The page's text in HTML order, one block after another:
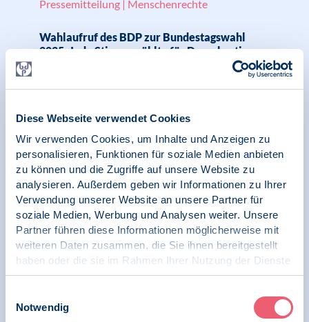
Diese Webseite verwendet Cookies
Wir verwenden Cookies, um Inhalte und Anzeigen zu
personalisieren, Funktionen für soziale Medien anbieten
zu können und die Zugriffe auf unsere Website zu
analysieren. Außerdem geben wir Informationen zu Ihrer
Verwendung unserer Website an unsere Partner für
soziale Medien, Werbung und Analysen weiter. Unsere
Partner führen diese Informationen möglicherweise mit
weiteren Daten zusammen, die Sie ihnen bereitgestellt
haben oder die sie im Rahmen Ihrer Nutzung der Dienste
gesammelt haben.
Notwendig
Pressemitteilung | Menschenrechte
Wahlaufruf des BDP zur Bundestagswahl
2025: Jede Stimme zählt - für Demokratie,
12.02.2025
News | Menschenrechte
Raum für Demokratie
11.02.2025
News | Psychologie in Krisen | Menschenrechte
BDP unterstützt Aufruf des Netzwerks Hand
in Hand zur Teilnahme an Kundgebung in